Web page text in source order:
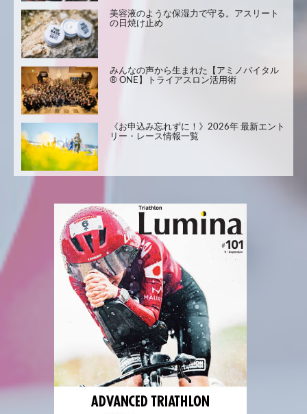
美容液のような保湿力で守る。アスリート
の日焼け止め
みんなの声から生まれた【アミノバイタル
® ONE】トライアスロン活用術
《お申込み忘れずに！》2026年 最新エント
リー・レース情報一覧